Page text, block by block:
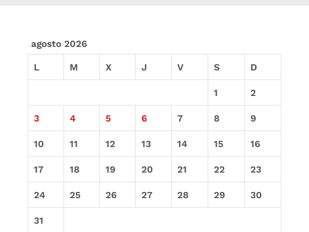
agosto 2026
L M X J V S D
1 2
3 4 5 6 7 8 9
10 11 12 13 14 15 16
17 18 19 20 21 22 23
24 25 26 27 28 29 30
31